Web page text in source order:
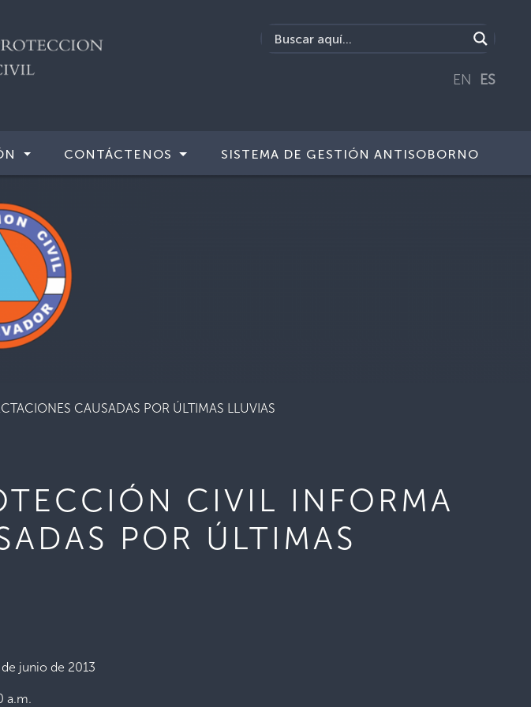
EN ES
CONTÁCTENOS SISTEMA DE GESTIÓN ANTISOBORNO
CAUSADAS POR ÚLTIMAS LLUVIAS
CIVIL INFORMA
POR ÚLTIMAS
de junio de 2013
a.m.